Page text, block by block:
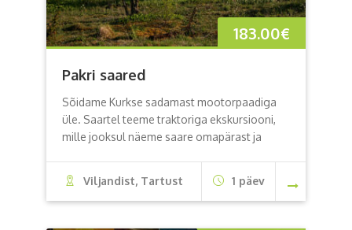
183.00€
Pakri saared
Sõidame Kurkse sadamast mootorpaadiga
üle. Saartel teeme traktoriga ekskursiooni,
mille jooksul näeme saare omapärast ja
Viljandist, Tartust 1 päev